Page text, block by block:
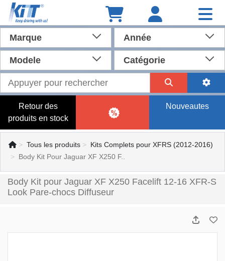
Marque Année
Modele Catégorie
Retour des
produits en stock
Nouveautes
Tous les produits
Kits Complets pour XFRS (2012-2016)
Body Kit Pour Jaguar XF X250 F..
Body Kit pour Jaguar XF X250 Facelift 12-16 XFR-S
Look Pare-chocs Diffuseur